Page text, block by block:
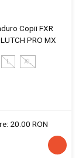
Copii FXR
PRO MX
L XL
20.00 RON